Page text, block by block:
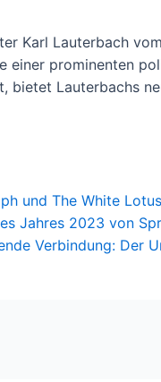
Karl Lauterbach
prominenten
bietet Lauterbachs
und The White
Jahres 2023 von
Verbindung: Der